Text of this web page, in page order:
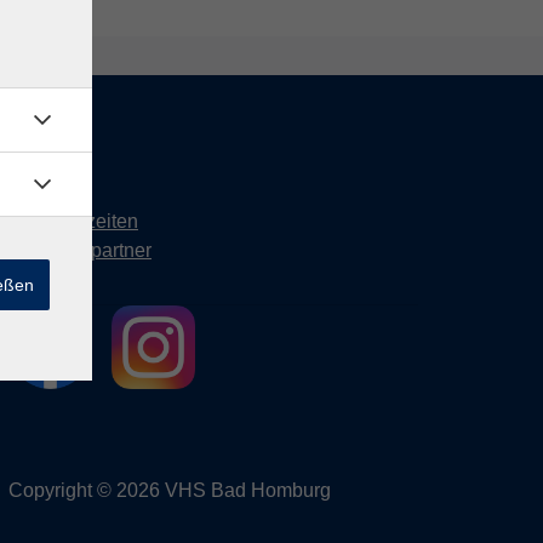
Kontakt
Öffnungszeiten
Ansprechpartner
Copyright © 2026 VHS Bad Homburg